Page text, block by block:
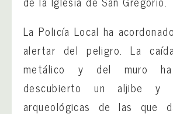
La Policía Local ha
alertar del peligro. La
metálico y del muro
descubierto un aljibe y
arqueológicas de las que